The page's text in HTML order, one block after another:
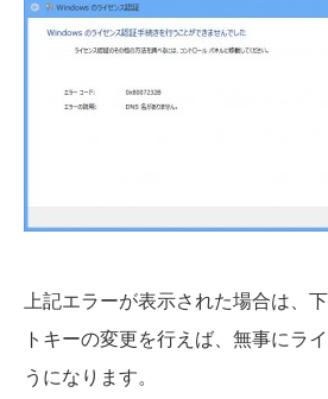
上記エラーが表示された場合は、
トキーの変更を行えば、無事にラ
うになります。